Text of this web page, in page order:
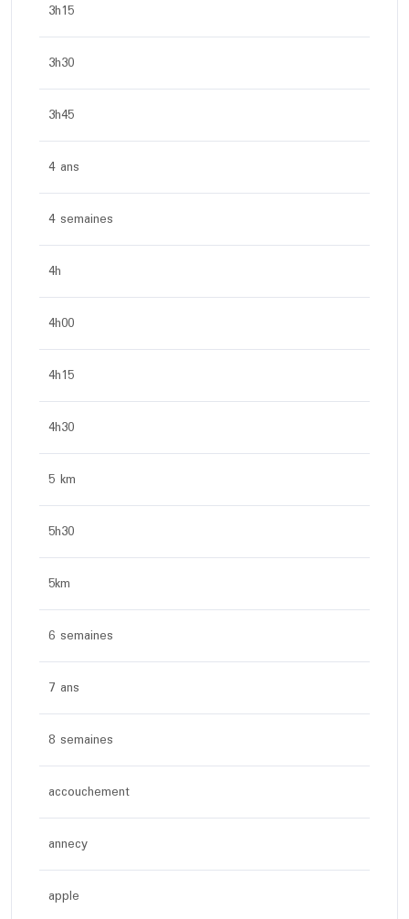
3h15
3h30
3h45
4 ans
4 semaines
4h
4h00
4h15
4h30
5 km
5h30
5km
6 semaines
7 ans
8 semaines
accouchement
annecy
apple